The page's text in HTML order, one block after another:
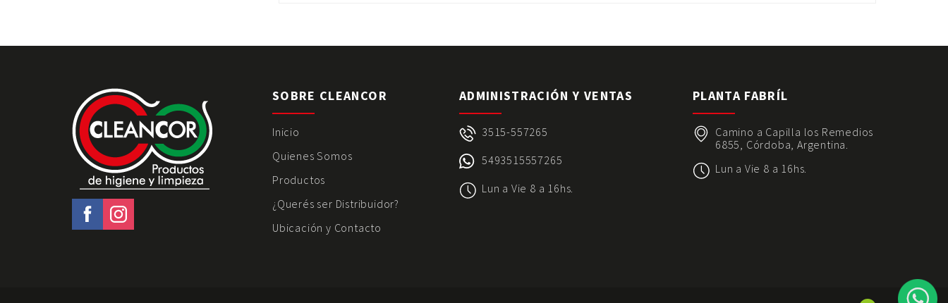
SOBRE CLEANCOR
Inicio
Quienes Somos
Productos
¿Querés ser Distribuidor?
Ubicación y Contacto
ADMINISTRACIÓN Y VENTAS
3515-557265
5493515557265
Lun a Vie 8 a 16hs.
PLANTA FABRÍL
Camino a Capilla los Remedios
6855, Córdoba, Argentina.
Lun a Vie 8 a 16hs.